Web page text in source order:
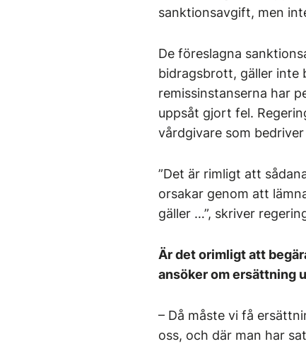
sanktionsavgift, men
De föreslagna
bidragsbrott, gäller inte
remissinstanserna har
uppsåt gjort fel.
vårdgivare som
”Det är rimligt att
orsakar genom att
gäller …”, skriver
Är det orimligt att
ansöker om ersättning
– Då måste vi få
oss, och där man har